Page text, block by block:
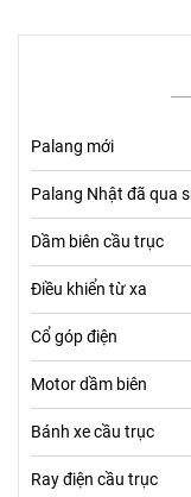
Palang mới
Palang Nhật đã qua
Dầm biên cầu trục
Điều khiển từ xa
Cổ góp điện
Motor dầm biên
Bánh xe cầu trục
Ray điện cầu trục